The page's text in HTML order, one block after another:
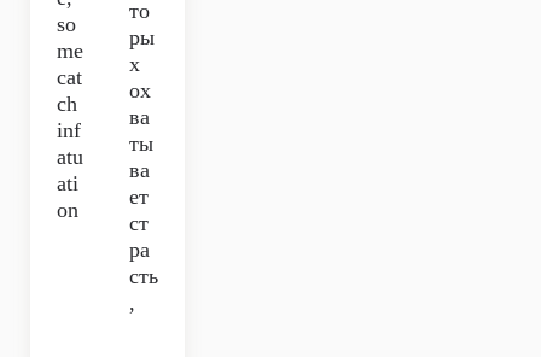
so
me
cat
ch
inf
atu
ati
on
то
ры
х
ох
ва
ты
ва
ет
ст
ра
сть
,